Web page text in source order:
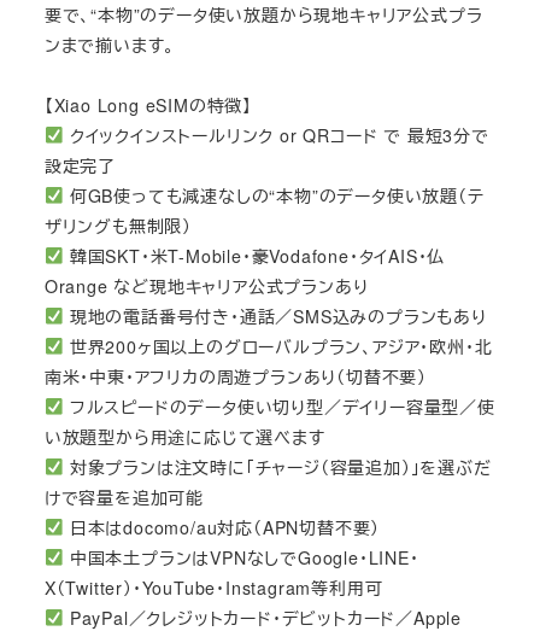
要で、“本物”のデータ使い放題から現地キャリア公式プラ
ンまで揃います。
【Xiao Long eSIMの特徴】
クイックインストールリンク or QRコード で 最短3分で
設定完了
何GB使っても減速なしの“本物”のデータ使い放題（テ
ザリングも無制限）
韓国SKT・米T-Mobile・豪Vodafone・タイAIS・仏
Orange など現地キャリア公式プランあり
現地の電話番号付き・通話／SMS込みのプランもあり
世界200ヶ国以上のグローバルプラン、アジア・欧州・北
南米・中東・アフリカの周遊プランあり（切替不要）
フルスピードのデータ使い切り型／デイリー容量型／使
い放題型から用途に応じて選べます
対象プランは注文時に「チャージ（容量追加）」を選ぶだ
けで容量を追加可能
日本はdocomo/au対応（APN切替不要）
中国本土プランはVPNなしでGoogle・LINE・
X（Twitter）・YouTube・Instagram等利用可
PayPal／クレジットカード・デビットカード／Apple